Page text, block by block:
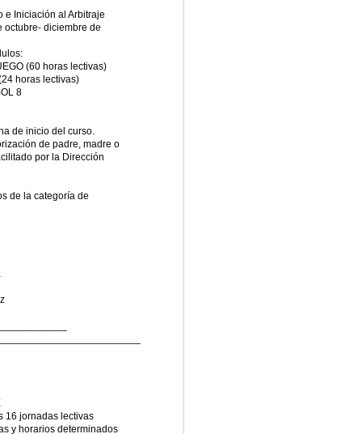
e Iniciación al Arbitraje
octubre- diciembre de
(60 horas lectivas)
horas lectivas)
8
de inicio del curso.
de padre, madre o
por la Dirección
de la categoría de
16 jornadas lectivas
y horarios determinados